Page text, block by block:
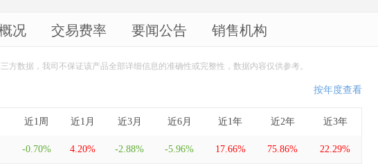
况 交易费率 要闻公告 销售机构
方数据，我司不保证该产品全部详细信息的准确性或完整性，数据内容仅供参考。
按年度查看
近1周 近1月 近3月 近6月 近1年 近2年 近3年
-0.70% 4.20% -2.88% -5.96% 17.66% 75.86% 22.29%